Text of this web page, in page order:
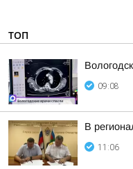
ТОП
09:08
В
11:06